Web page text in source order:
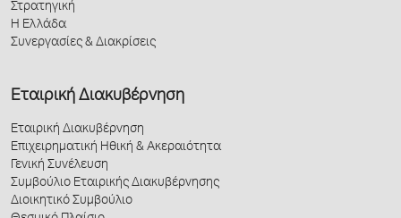
Στρατηγική
Η Ελλάδα
Συνεργασίες & Διακρίσεις
Εταιρική Διακυβέρνηση
Εταιρική Διακυβέρνηση
Επιχειρηματική Ηθική & Ακεραιότητα
Γενική Συνέλευση
Συμβούλιο Εταιρικής Διακυβέρνησης
Διοικητικό Συμβούλιο